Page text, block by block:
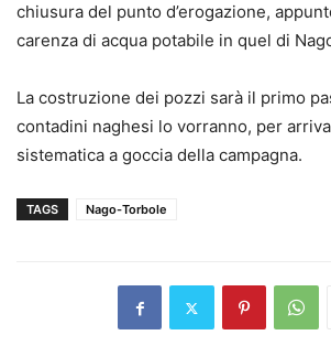
chiusura del punto d’erogazione,
carenza di acqua potabile in quel di
La costruzione dei pozzi sarà il primo
contadini naghesi lo vorranno, per
sistematica a goccia della campagna.
TAGS Nago-Torbole